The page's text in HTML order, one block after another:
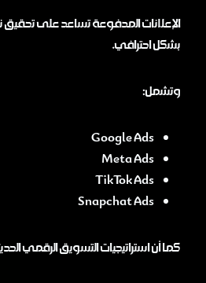
الإعلانات المدفوعة تساعد على تحقيق
بشكل احترافي.
وتشمل:
Google Ads
Meta Ads
TikTok Ads
Snapchat Ads
كما أن استراتيجيات التسويق الرقمي